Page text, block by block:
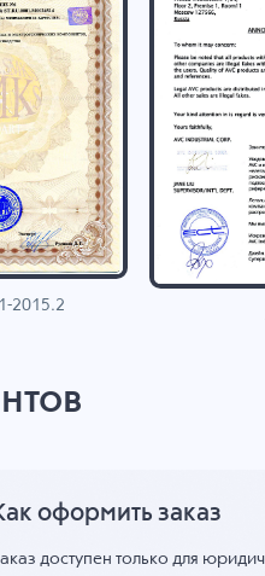
2015.2
оформить заказ
доступен только для